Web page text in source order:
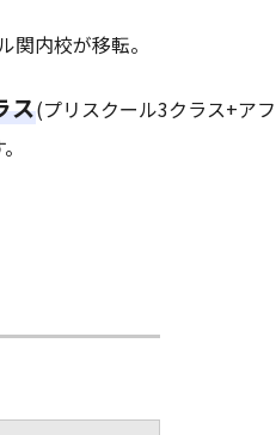
関内校が移転。
ス(プリスクール3クラス+ア